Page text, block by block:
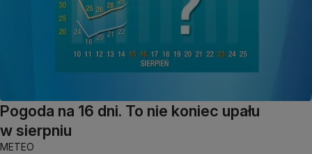
Pogoda na 16 dni. To nie koniec upału
w sierpniu
METEO